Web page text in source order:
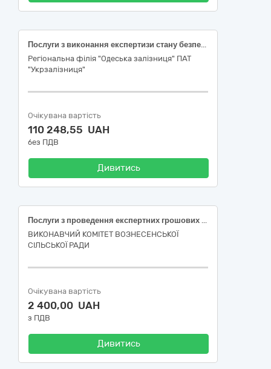
Послуги з виконання експертизи стану безпеки промислового виробництва при експлуатації устаткування підвищеної небезпеки та при виконанні робіт підвищеної небезпеки в виробничому підрозділі служби колії у Вінницькій області. ДК 021:2015 – 71310000-4 – Консультаційні послуги у галузях інженерії та будівництва.
Регіональна філія "Одеська залізниця" ПАТ
"Укрзалізниця"
Очікувана вартість
110 248,55 UAH
без ПДВ
Дивитись
Послуги з проведення експертних грошових оцінок земельних ділянок комунальної власності сільськогосподарського призначення, виготовлення звітів про їх оцінки та надання рецензій на звіти, для продажу (ДК 021:2015 (71310000-4)- консультаційні послуги у галузях інженерії та будівництва)
ВИКОНАВЧИЙ КОМІТЕТ ВОЗНЕСЕНСЬКОЇ
СІЛЬСЬКОЇ РАДИ
Очікувана вартість
2 400,00 UAH
з ПДВ
Дивитись